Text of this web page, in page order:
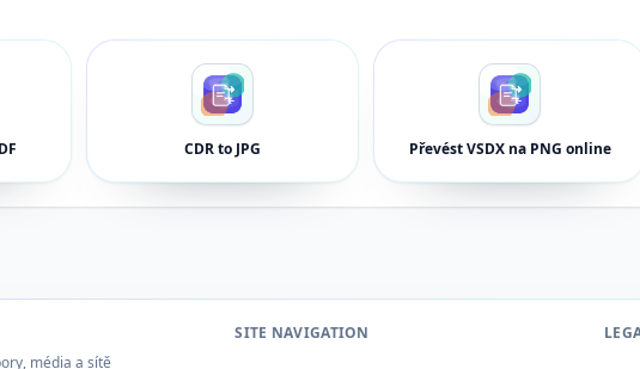
CDR to JPG Převést VSDX na PNG online
média a sítě
SITE NAVIGATION